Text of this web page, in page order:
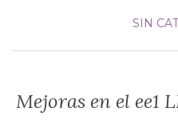
SIN
Mejoras en el ee1